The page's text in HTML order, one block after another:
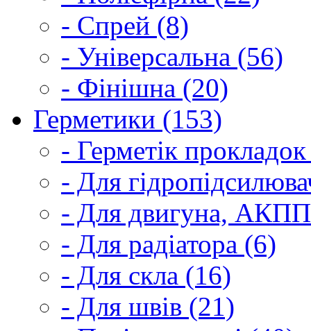
- Спрей (8)
- Універсальна (56)
- Фінішна (20)
Герметики (153)
- Герметік
- Для
- Для двигуна,
- Для радіатора (6)
- Для скла (16)
- Для швів (21)